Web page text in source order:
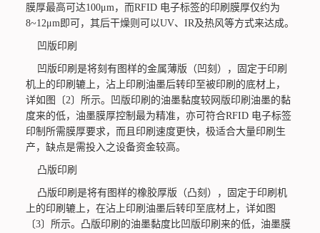
膜厚最高可达100μm，而RFID 电子标签的印刷膜厚仅约为
8~12μm即可，其后干燥则可以UV、IR及热风等方式来达成。
凹版印刷
凹版印刷是将刻有图样的金属薄版（凹刻），固定于印刷
机上的印刷辘上，沾上印刷油墨后转印至被印刷的底材上，
详如图〔2〕所示。凹版印刷的油墨黏度较网版印刷油墨的黏
度来的低，油墨膜厚控制最为精准，亦可符合RFID 电子标签
印制所需膜厚要求，而且印刷速度更快，极适合大量印刷生
产，缺点是需投入之设备资金较高。
凸版印刷
凸版印刷是将有图样的橡胶厚版（凸刻），固定于印刷机
上的印刷辘上，在沾上印刷油墨后转印至底材上，详如图
〔3〕所示。凸版印刷的油墨黏度比凹版印刷来的低，油墨膜